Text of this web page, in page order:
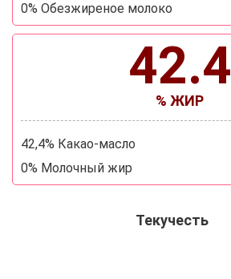
0% Обезжиреное молоко
42.4
% ЖИР
42,4% Какао-масло
0% Молочный жир
Текучесть